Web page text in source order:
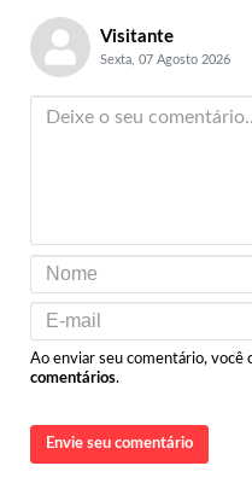
Visitante
Sexta, 07 Agosto 2026
Ao enviar seu comentário, você
comentários.
Envie seu comentário